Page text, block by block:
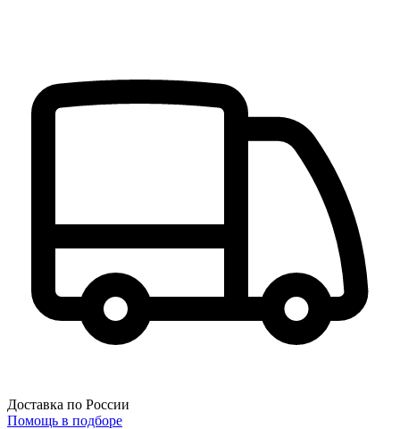
Доставка по России
Помощь в подборе